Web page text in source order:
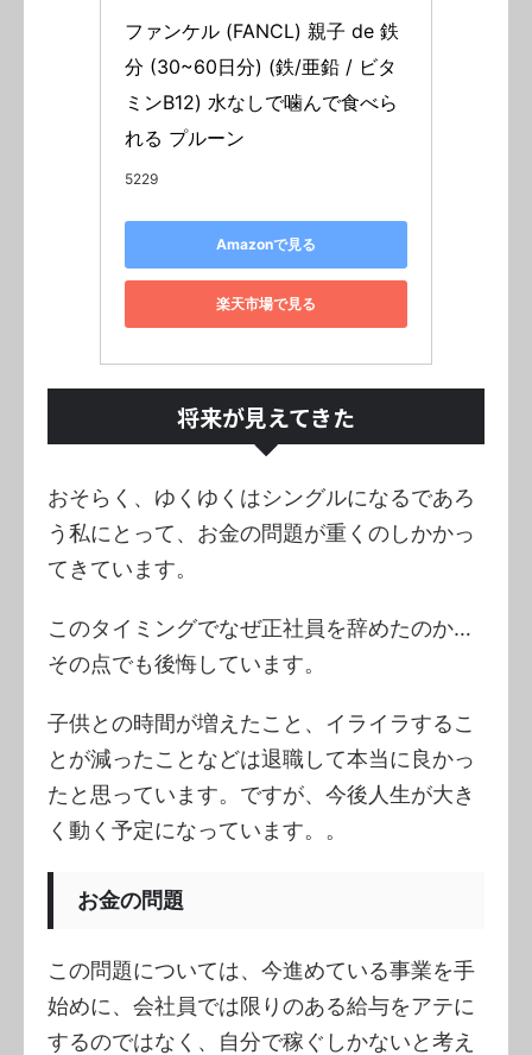
ファンケル (FANCL) 親子 de 鉄
分 (30~60日分) (鉄/亜鉛 / ビタ
ミンB12) 水なしで噛んで食べら
れる プルーン
5229
Amazonで見る
楽天市場で見る
将来が見えてきた
おそらく、ゆくゆくはシングルになるであろ
う私にとって、お金の問題が重くのしかかっ
てきています。
このタイミングでなぜ正社員を辞めたのか…
その点でも後悔しています。
子供との時間が増えたこと、イライラするこ
とが減ったことなどは退職して本当に良かっ
たと思っています。ですが、今後人生が大き
く動く予定になっています。。
お金の問題
この問題については、今進めている事業を手
始めに、会社員では限りのある給与をアテに
するのではなく、自分で稼ぐしかないと考え